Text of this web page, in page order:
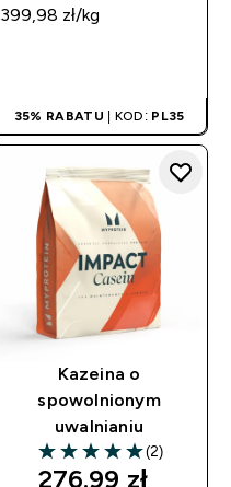
399,98 zł‎/kg
35% RABATU | KOD: PL35
Kazeina o
spowolnionym
uwalnianiu
5 out of 5 stars
(2)
276.99 zł‎